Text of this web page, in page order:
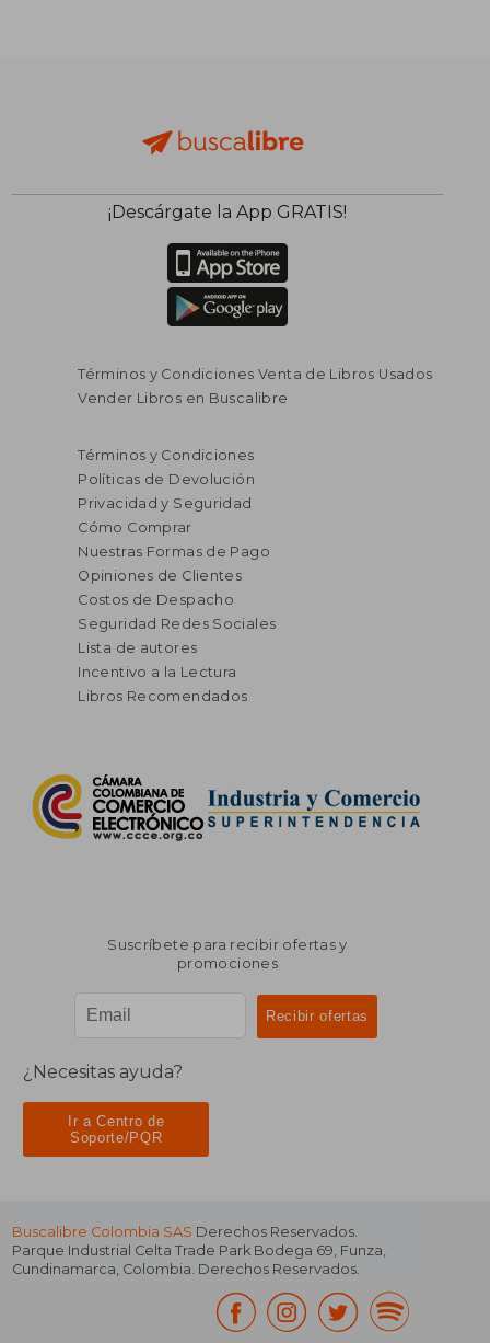
45%
dcto.
$ 90.325
$ 49.679
¡Descárgate la App GRATIS!
Términos y Condiciones Venta de Libros Usados
Vender Libros en Buscalibre
Términos y Condiciones
Políticas de Devolución
Privacidad y Seguridad
Cómo Comprar
Nuestras Formas de Pago
Opiniones de Clientes
Costos de Despacho
Seguridad Redes Sociales
Lista de autores
Incentivo a la Lectura
Libros Recomendados
Suscríbete para recibir ofertas y
promociones
¿Necesitas ayuda?
Ir a Centro de
Soporte/PQR
Buscalibre Colombia SAS Derechos Reservados.
Parque Industrial Celta Trade Park Bodega 69, Funza,
Cundinamarca, Colombia. Derechos Reservados.